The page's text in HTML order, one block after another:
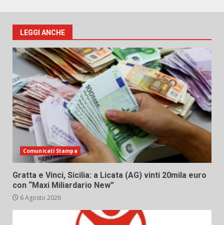
LEGGI ANCHE
Comunicati Stampa
Gratta e Vinci, Sicilia: a Licata (AG) vinti 20mila euro
con “Maxi Miliardario New”
6 Agosto 2026